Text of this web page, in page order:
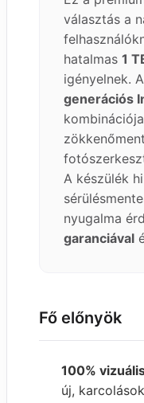
választás a
hatalmas 1
igényelnek. A
generációs
A készülék
nyugalma
garanciával
Fő előnyök
100%
új,